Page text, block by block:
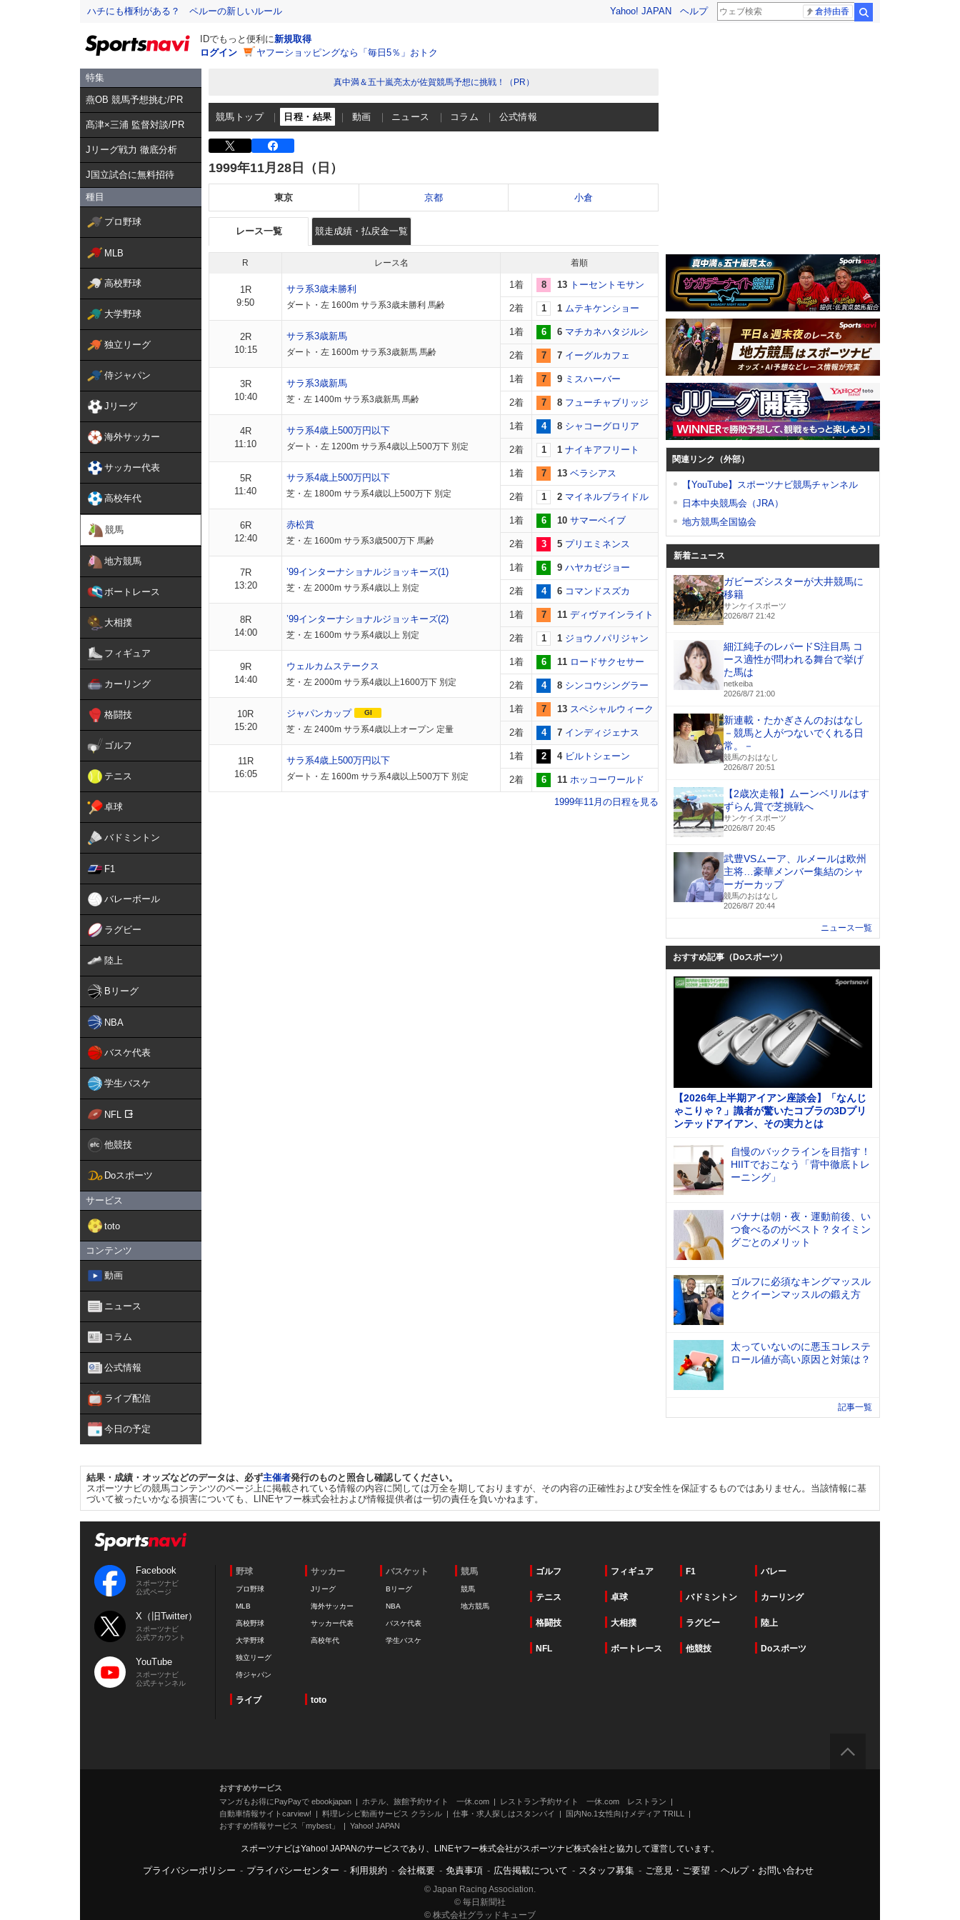
ハチにも権利がある？ ペルーの新しいルール Yahoo! JAPAN ヘルプ 倉持由香
IDでもっと便利に新規取得
ログイン
ヤフーショッピングなら「毎日5％」おトク
特集
燕OB 競馬予想挑む/PR
髙津×三浦 監督対談/PR
Jリーグ戦力 徹底分析
J国立試合に無料招待
種目
プロ野球
MLB
高校野球
大学野球
独立リーグ
侍ジャパン
Jリーグ
海外サッカー
サッカー代表
高校年代
競馬
地方競馬
ボートレース
大相撲
フィギュア
カーリング
格闘技
ゴルフ
テニス
卓球
バドミントン
F1
バレーボール
ラグビー
陸上
Bリーグ
NBA
バスケ代表
学生バスケ
NFL
他競技
Doスポーツ
サービス
toto
コンテンツ
動画
ニュース
コラム
公式情報
ライブ配信
今日の予定
真中満＆五十嵐亮太が佐賀競馬予想に挑戦！（PR）
競馬トップ 日程・結果 動画 ニュース コラム 公式情報
1999年11月28日（日）
東京 京都 小倉
レース一覧 競走成績・払戻金一覧
R レース名 着順
1R
9:50
サラ系3歳未勝利
ダート・左 1600m サラ系3歳未勝利 馬齢
1着 8 13 トーセントモサン
2着 1 1 ムテキケンショー
2R
10:15
サラ系3歳新馬
ダート・左 1600m サラ系3歳新馬 馬齢
1着 6 6 マチカネハタジルシ
2着 7 7 イーグルカフェ
3R
10:40
サラ系3歳新馬
芝・左 1400m サラ系3歳新馬 馬齢
1着 7 9 ミスハーバー
2着 7 8 フューチャブリッジ
4R
11:10
サラ系4歳上500万円以下
ダート・左 1200m サラ系4歳以上500万下 別定
1着 4 8 シャコーグロリア
2着 1 1 ナイキアフリート
5R
11:40
サラ系4歳上500万円以下
芝・左 1800m サラ系4歳以上500万下 別定
1着 7 13 ベラシアス
2着 1 2 マイネルブライドル
6R
12:40
赤松賞
芝・左 1600m サラ系3歳500万下 馬齢
1着 6 10 サマーベイブ
2着 3 5 プリエミネンス
7R
13:20
’99インターナショナルジョッキーズ(1)
芝・左 2000m サラ系4歳以上 別定
1着 6 9 ハヤカゼジョー
2着 4 6 コマンドスズカ
8R
14:00
’99インターナショナルジョッキーズ(2)
芝・左 1600m サラ系4歳以上 別定
1着 7 11 ディヴァインライト
2着 1 1 ジョウノパリジャン
9R
14:40
ウェルカムステークス
芝・左 2000m サラ系4歳以上1600万下 別定
1着 6 11 ロードサクセサー
2着 4 8 シンコウシングラー
10R
15:20
ジャパンカップ GI
芝・左 2400m サラ系4歳以上オープン 定量
1着 7 13 スペシャルウィーク
2着 4 7 インディジェナス
11R
16:05
サラ系4歳上500万円以下
ダート・左 1600m サラ系4歳以上500万下 別定
1着 2 4 ビルトシェーン
2着 6 11 ホッコーワールド
1999年11月の日程を見る
関連リンク（外部）
【YouTube】スポーツナビ競馬チャンネル
日本中央競馬会（JRA）
地方競馬全国協会
新着ニュース
ガビーズシスターが大井競馬に
移籍
サンケイスポーツ
2026/8/7 21:42
細江純子のレパードS注目馬 コ
ース適性が問われる舞台で挙げ
た馬は
netkeiba
2026/8/7 21:00
新連載・たかぎさんのおはなし
－競馬と人がつないでくれる日
常。－
競馬のおはなし
2026/8/7 20:51
【2歳次走報】ムーンベリルはす
ずらん賞で芝挑戦へ
サンケイスポーツ
2026/8/7 20:45
武豊VSムーア、ルメールは欧州
主将…豪華メンバー集結のシャ
ーガーカップ
競馬のおはなし
2026/8/7 20:44
ニュース一覧
おすすめ記事（Doスポーツ）
【2026年上半期アイアン座談会】「なんじ
ゃこりゃ？」識者が驚いたコブラの3Dプリ
ンテッドアイアン、その実力とは
自慢のバックラインを目指す！
HIITでおこなう「背中徹底トレ
ーニング」
バナナは朝・夜・運動前後、い
つ食べるのがベスト？タイミン
グごとのメリット
ゴルフに必須なキングマッスル
とクイーンマッスルの鍛え方
太っていないのに悪玉コレステ
ロール値が高い原因と対策は？
記事一覧
結果・成績・オッズなどのデータは、必ず主催者発行のものと照合し確認してください。
スポーツナビの競馬コンテンツのページ上に掲載されている情報の内容に関しては万全を期しておりますが、その内容の正確性および安全性を保証するものではありません。当該情報に基
づいて被ったいかなる損害についても、LINEヤフー株式会社および情報提供者は一切の責任を負いかねます。
Facebook
スポーツナビ
公式ページ
X（旧Twitter）
スポーツナビ
公式アカウント
YouTube
スポーツナビ
公式チャンネル
野球
プロ野球
MLB
高校野球
大学野球
独立リーグ
侍ジャパン
サッカー
Jリーグ
海外サッカー
サッカー代表
高校年代
バスケット
Bリーグ
NBA
バスケ代表
学生バスケ
競馬
競馬
地方競馬
ゴルフ フィギュア F1 バレー
テニス 卓球 バドミントン カーリング
格闘技 大相撲 ラグビー 陸上
NFL ボートレース 他競技 Doスポーツ
ライブ toto
おすすめサービス
マンガもお得にPayPayで ebookjapan
ホテル、旅館予約サイト 一休.com
レストラン予約サイト 一休.com レストラン
自動車情報サイトcarview!
料理レシピ動画サービス クラシル 仕事・求人探しはスタンバイ
国内No.1女性向けメディア TRILL
おすすめ情報サービス「mybest」
Yahoo! JAPAN
スポーツナビはYahoo! JAPANのサービスであり、LINEヤフー株式会社がスポーツナビ株式会社と協力して運営しています。
プライバシーポリシー - プライバシーセンター - 利用規約 - 会社概要 - 免責事項 - 広告掲載について - スタッフ募集 - ご意見・ご要望 - ヘルプ・お問い合わせ
© Japan Racing Association.
© 毎日新聞社
© 株式会社グラッドキューブ